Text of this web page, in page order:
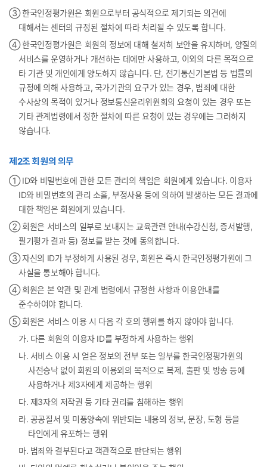
③ 한국인정평가원은 회원으로부터 공식적으로 제기되는 의견에
대해서는 센터의 규정된 절차에 따라 처리될 수 있도록 합니다.
④ 한국인정평가원은 회원의 정보에 대해 철저히 보안을 유지하며, 양질의
서비스를 운영하거나 개선하는 데에만 사용하고, 이외의 다른 목적으로
타 기관 및 개인에게 양도하지 않습니다. 단, 전기통신기본법 등 법률의
규정에 의해 사용하고, 국가기관의 요구가 있는 경우, 범죄에 대한
수사상의 목적이 있거나 정보통신윤리위원회의 요청이 있는 경우 또는
기타 관계법령에서 정한 절차에 따른 요청이 있는 경우에는 그러하지
않습니다.
제2조 회원의 의무
① ID와 비밀번호에 관한 모든 관리의 책임은 회원에게 있습니다. 이용자
ID와 비밀번호의 관리 소홀, 부정사용 등에 의하여 발생하는 모든 결과에
대한 책임은 회원에게 있습니다.
② 회원은 서비스의 일부로 보내지는 교육관련 안내(수강신청, 증서발행,
필기평가 결과 등) 정보를 받는 것에 동의합니다.
③ 자신의 ID가 부정하게 사용된 경우, 회원은 즉시 한국인정평가원에 그
사실을 통보해야 합니다.
④ 회원은 본 약관 및 관계 법령에서 규정한 사항과 이용안내를
준수하여야 합니다.
⑤ 회원은 서비스 이용 시 다음 각 호의 행위를 하지 않아야 합니다.
가. 다른 회원의 이용자 ID를 부정하게 사용하는 행위
나. 서비스 이용 시 얻은 정보의 전부 또는 일부를 한국인정평가원의
사전승낙 없이 회원의 이용외의 목적으로 복제, 출판 및 방송 등에
사용하거나 제3자에게 제공하는 행위
다. 제3자의 저작권 등 기타 권리를 침해하는 행위
라. 공공질서 및 미풍양속에 위반되는 내용의 정보, 문장, 도형 등을
타인에게 유포하는 행위
마. 범죄와 결부된다고 객관적으로 판단되는 행위